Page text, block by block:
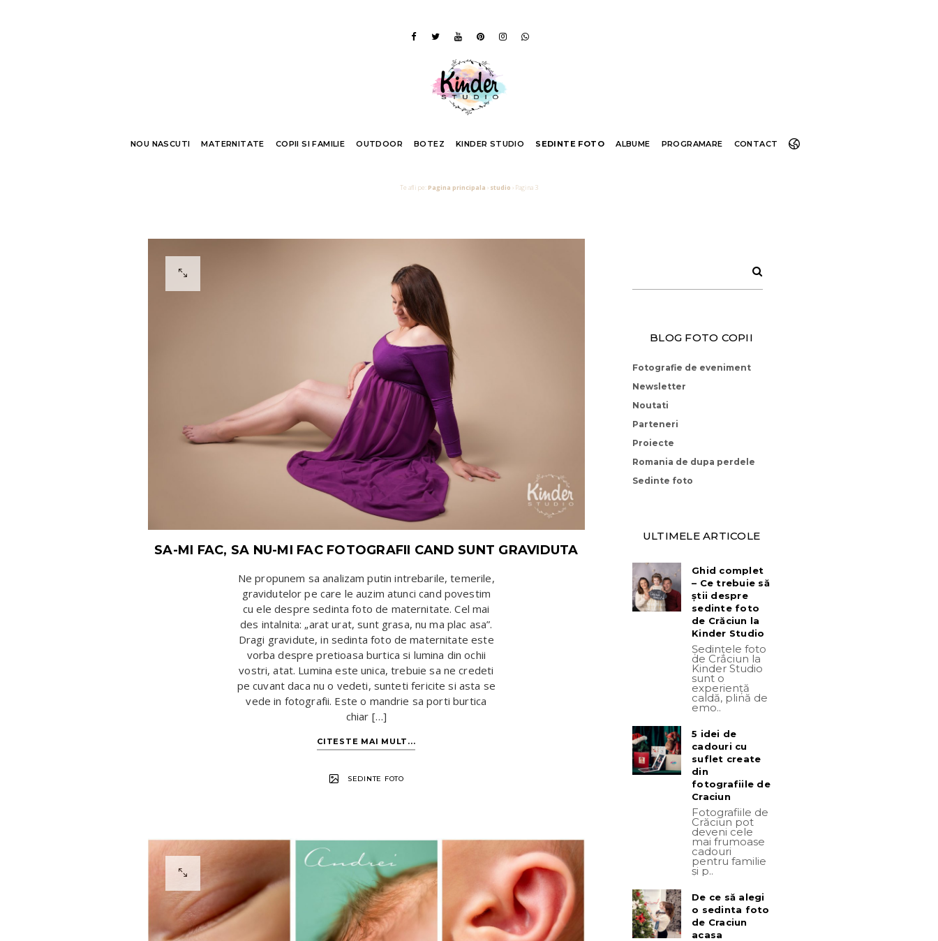
NOU NASCUTI MATERNITATE COPII SI FAMILIE OUTDOOR BOTEZ KINDER STUDIO SEDINTE FOTO ALBUME PROGRAMARE CONTACT
Te afli pe: Pagina principala › studio › Pagina 3
SA-MI FAC, SA NU-MI FAC FOTOGRAFII CAND SUNT GRAVIDUTA
Ne propunem sa analizam putin intrebarile, temerile,
gravidutelor pe care le auzim atunci cand povestim
cu ele despre sedinta foto de maternitate. Cel mai
des intalnita: „arat urat, sunt grasa, nu ma plac asa”.
Dragi gravidute, in sedinta foto de maternitate este
vorba despre pretioasa burtica si lumina din ochii
vostri, atat. Lumina este unica, trebuie sa ne credeti
pe cuvant daca nu o vedeti, sunteti fericite si asta se
vede in fotografii. Este o mandrie sa porti burtica
chiar […]
CITESTE MAI MULT...
SEDINTE FOTO
BLOG FOTO COPII
Fotografie de eveniment
Newsletter
Noutati
Parteneri
Proiecte
Romania de dupa perdele
Sedinte foto
ULTIMELE ARTICOLE
Ghid complet
– Ce trebuie să
știi despre
sedinte foto
de Crăciun la
Kinder Studio
Ședințele foto
de Crăciun la
Kinder Studio
sunt o
experiență
caldă, plină de
emo..
5 idei de
cadouri cu
suflet create
din
fotografiile de
Craciun
Fotografiile de
Crăciun pot
deveni cele
mai frumoase
cadouri
pentru familie
și p..
De ce să alegi
o sedinta foto
de Craciun
acasa